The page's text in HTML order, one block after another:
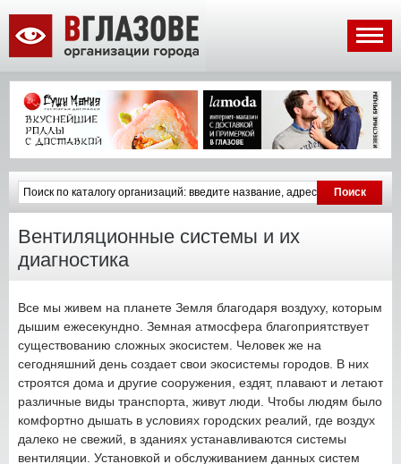
Вентиляционные системы и их
диагностика
Все мы живем на планете Земля благодаря воздуху, которым
дышим ежесекундно. Земная атмосфера благоприятствует
существованию сложных экосистем. Человек же на
сегодняшний день создает свои экосистемы городов. В них
строятся дома и другие сооружения, ездят, плавают и летают
различные виды транспорта, живут люди. Чтобы людям было
комфортно дышать в условиях городских реалий, где воздух
далеко не свежий, в зданиях устанавливаются системы
вентиляции. Установкой и обслуживанием данных систем